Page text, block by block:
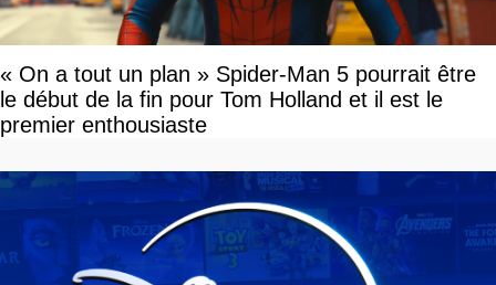
« On a tout un plan » Spider-Man 5 pourrait être
le début de la fin pour Tom Holland et il est le
premier enthousiaste